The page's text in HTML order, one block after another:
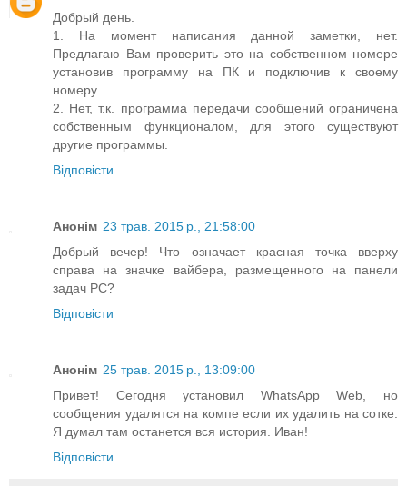
Добрый день.
1. На момент написания данной заметки, нет.
Предлагаю Вам проверить это на собственном номере
установив программу на ПК и подключив к своему
номеру.
2. Нет, т.к. программа передачи сообщений ограничена
собственным функционалом, для этого существуют
другие программы.
Відповісти
Анонім 23 трав. 2015 р., 21:58:00
Добрый вечер! Что означает красная точка вверху
справа на значке вайбера, размещенного на панели
задач РС?
Відповісти
Анонім 25 трав. 2015 р., 13:09:00
Привет! Сегодня установил WhatsApp Web, но
сообщения удалятся на компе если их удалить на сотке.
Я думал там останется вся история. Иван!
Відповісти